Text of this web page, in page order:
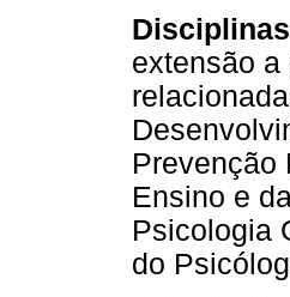
extensão
Prevenção
Ensino e
Psicologia
do